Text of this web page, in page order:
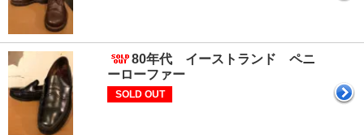
80年代 イーストランド ペニ
ーローファー
SOLD OUT